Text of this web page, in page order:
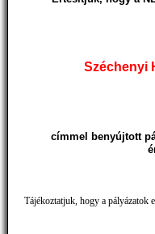
Széchenyi
címmel benyújtott
Tájékoztatjuk, hogy a pályázatok